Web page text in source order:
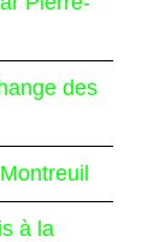
des
à la